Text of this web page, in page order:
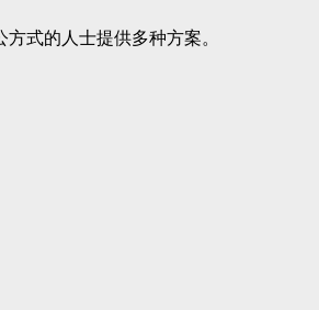
式的人士提供多种方案。